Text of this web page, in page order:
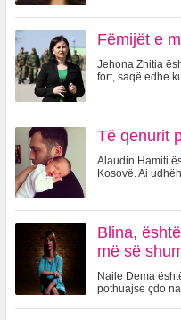
Fëmijët e
Jehona Zhitia
fort, saqë edhe
Të qenurit
Alaudin Hamiti
Kosovë. Ai
Blina,
më së
Naile Dema
pothuajse çdo